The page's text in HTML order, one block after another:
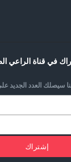
في قناة الراعي
سيصلك العدد الجديد
إشتراك